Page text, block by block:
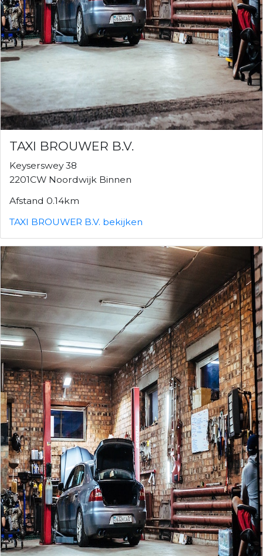
TAXI BROUWER B.V.
Keyserswey 38
2201CW Noordwijk Binnen
Afstand 0.14km
TAXI BROUWER B.V. bekijken